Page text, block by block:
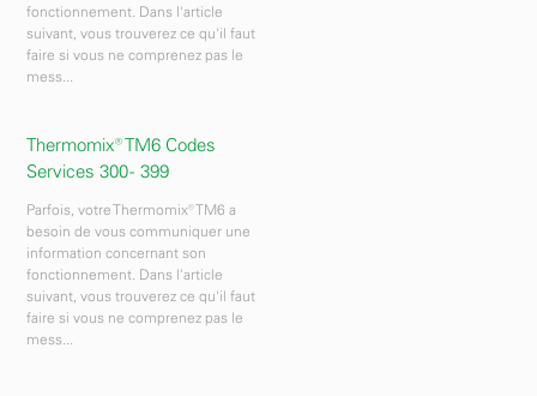
fonctionnement. Dans l'article
suivant, vous trouverez ce qu'il faut
faire si vous ne comprenez pas le
mess...
Thermomix® TM6 Codes
Services 300 - 399
Parfois, votre Thermomix® TM6 a
besoin de vous communiquer une
information concernant son
fonctionnement. Dans l'article
suivant, vous trouverez ce qu'il faut
faire si vous ne comprenez pas le
mess...